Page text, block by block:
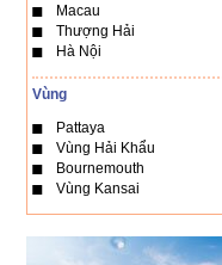
Macau
Thượng Hải
Hà Nội
Vùng
Pattaya
Vùng Hải Khẩu
Bournemouth
Vùng Kansai